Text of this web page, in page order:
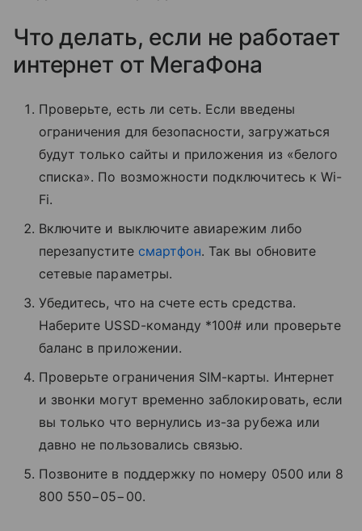
Что делать, если не работает
интернет от МегаФона
Проверьте, есть ли сеть. Если введены
ограничения для безопасности, загружаться
будут только сайты и приложения из «белого
списка». По возможности подключитесь к Wi-
Fi.
Включите и выключите авиарежим либо
перезапустите смартфон. Так вы обновите
сетевые параметры.
Убедитесь, что на счете есть средства.
Наберите USSD-команду *100# или проверьте
баланс в приложении.
Проверьте ограничения SIM-карты. Интернет
и звонки могут временно заблокировать, если
вы только что вернулись из-за рубежа или
давно не пользовались связью.
Позвоните в поддержку по номеру 0500 или 8
800 550−05−00.